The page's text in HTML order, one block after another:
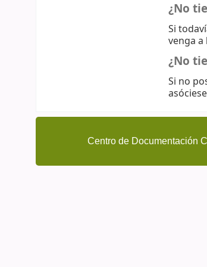
¿No
Si
venga
¿No
Si no
Centro de Documentación